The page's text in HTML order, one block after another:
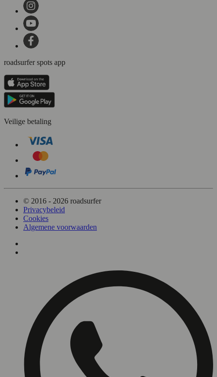
roadsurfer spots app
Veilige betaling
© 2016 - 2026 roadsurfer
Privacybeleid
Cookies
Algemene voorwaarden